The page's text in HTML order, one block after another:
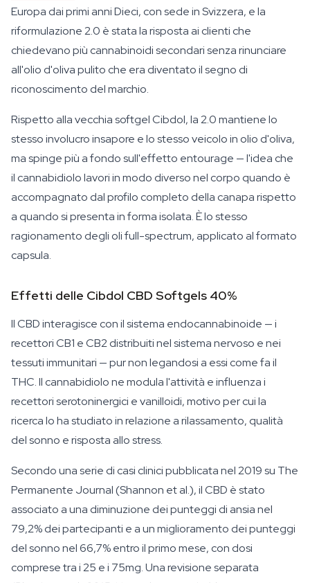
Europa dai primi anni Dieci, con sede in Svizzera, e la
riformulazione 2.0 è stata la risposta ai clienti che
chiedevano più cannabinoidi secondari senza rinunciare
all'olio d'oliva pulito che era diventato il segno di
riconoscimento del marchio.
Rispetto alla vecchia softgel Cibdol, la 2.0 mantiene lo
stesso involucro insapore e lo stesso veicolo in olio d'oliva,
ma spinge più a fondo sull'effetto entourage — l'idea che
il cannabidiolo lavori in modo diverso nel corpo quando è
accompagnato dal profilo completo della canapa rispetto
a quando si presenta in forma isolata. È lo stesso
ragionamento degli oli full-spectrum, applicato al formato
capsula.
Effetti delle Cibdol CBD Softgels 40%
Il CBD interagisce con il sistema endocannabinoide — i
recettori CB1 e CB2 distribuiti nel sistema nervoso e nei
tessuti immunitari — pur non legandosi a essi come fa il
THC. Il cannabidiolo ne modula l'attività e influenza i
recettori serotoninergici e vanilloidi, motivo per cui la
ricerca lo ha studiato in relazione a rilassamento, qualità
del sonno e risposta allo stress.
Secondo una serie di casi clinici pubblicata nel 2019 su The
Permanente Journal (Shannon et al.), il CBD è stato
associato a una diminuzione dei punteggi di ansia nel
79,2% dei partecipanti e a un miglioramento dei punteggi
del sonno nel 66,7% entro il primo mese, con dosi
comprese tra i 25 e i 75mg. Una revisione separata